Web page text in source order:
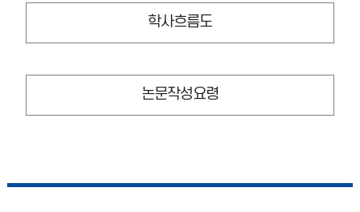
학사흐름도
논문작성요령